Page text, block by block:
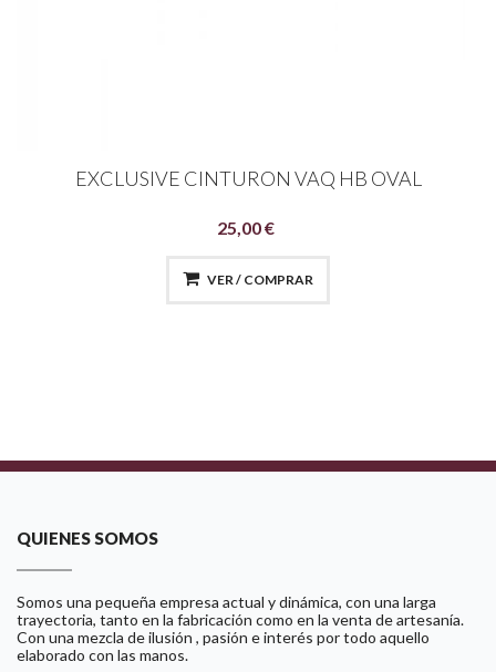
EXCLUSIVE CINTURON VAQ HB OVAL
25,00 €
VER / COMPRAR
QUIENES SOMOS
Somos una pequeña empresa actual y dinámica, con una larga
trayectoria, tanto en la fabricación como en la venta de artesanía.
Con una mezcla de ilusión , pasión e interés por todo aquello
elaborado con las manos.